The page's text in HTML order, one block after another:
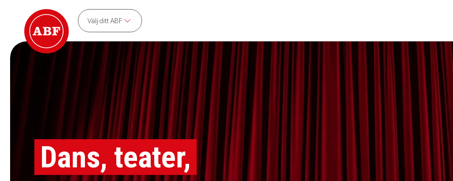
Välj ditt ABF
Dans, teater,